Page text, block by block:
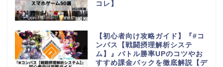
コレ】
【初心者向け攻略ガイド】『#コ
ンパス【戦闘摂理解析システ
ム】』バトル勝率UPのコツやお
すすめ課金パックを徹底解説【デ